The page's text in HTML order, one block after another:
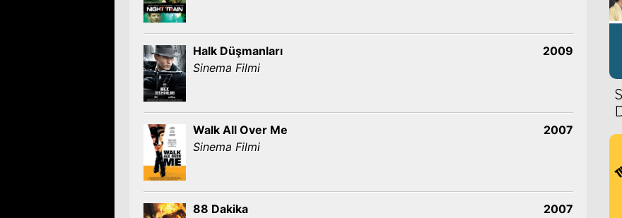
Halk Düşmanları
Sinema Filmi
2009
Walk All Over Me
Sinema Filmi
2007
88 Dakika
2007